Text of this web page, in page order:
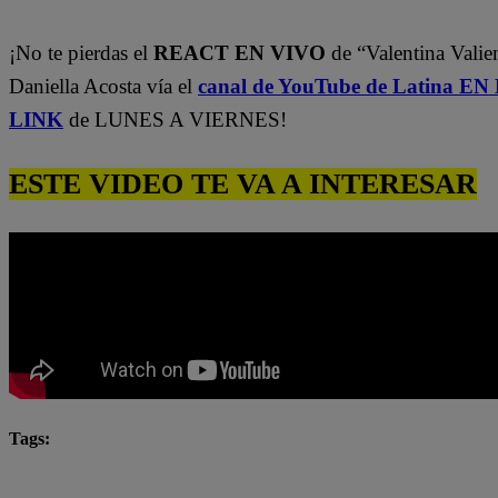
¡No te pierdas el REACT EN VIVO de “Valentina
Daniella Acosta vía el canal de YouTube de Latina EN
LINK de LUNES A VIERNES!
ESTE VIDEO TE VA A INTERESAR
Tags: